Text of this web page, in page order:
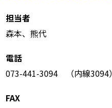
担当者
森本、熊代
電話
073-441-3094 （内線3094）
FAX